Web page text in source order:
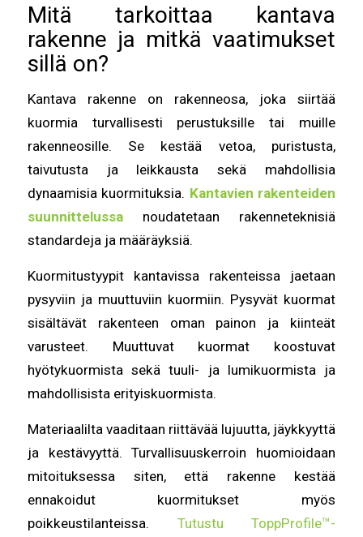
Mitä tarkoittaa kantava
rakenne ja mitkä vaatimukset
sillä on?
Kantava rakenne on rakenneosa, joka siirtää
kuormia turvallisesti perustuksille tai muille
rakenneosille. Se kestää vetoa, puristusta,
taivutusta ja leikkausta sekä mahdollisia
dynaamisia kuormituksia. Kantavien rakenteiden
suunnittelussanoudatetaan rakenneteknisiä
standardeja ja määräyksiä.
Kuormitustyypit kantavissa rakenteissa jaetaan
pysyviin ja muuttuviin kuormiin. Pysyvät kuormat
sisältävät rakenteen oman painon ja kiinteät
varusteet. Muuttuvat kuormat koostuvat
hyötykuormista sekä tuuli- ja lumikuormista ja
mahdollisista erityiskuormista.
Materiaalilta vaaditaan riittävää lujuutta, jäykkyyttä
ja kestävyyttä. Turvallisuuskerroin huomioidaan
mitoituksessa siten, että rakenne kestää
ennakoidut kuormitukset myös
poikkeustilanteissa. Tutustu ToppProfile™-